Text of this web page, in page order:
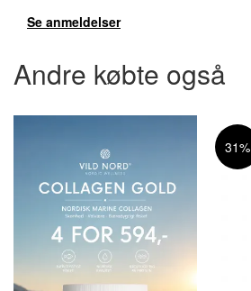
Se anmeldelser
Andre købte også
31%